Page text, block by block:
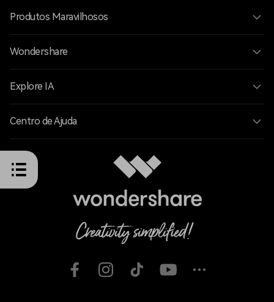
Produtos Maravilhosos
Wondershare
Explore IA
Centro de Ajuda